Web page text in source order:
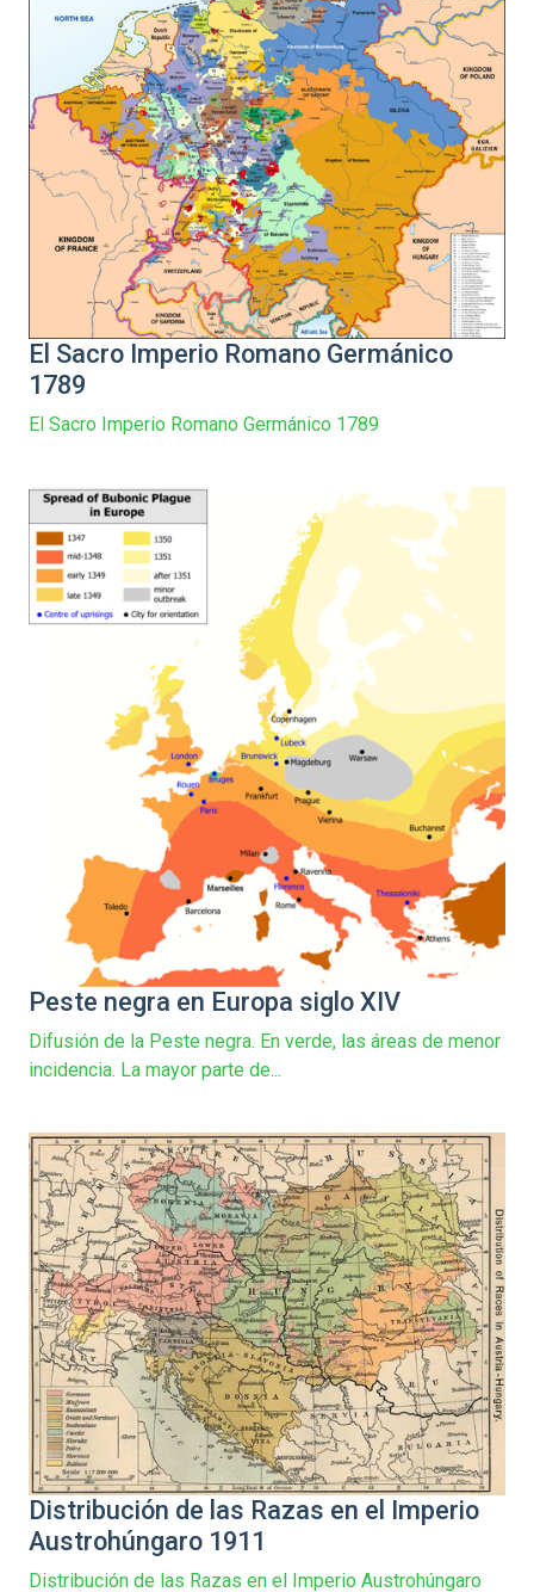
El Sacro Imperio Romano Germánico
1789
El Sacro Imperio Romano Germánico 1789
Peste negra en Europa siglo XIV
Difusión de la Peste negra. En verde, las áreas de menor
incidencia. La mayor parte de...
Distribución de las Razas en el Imperio
Austrohúngaro 1911
Distribución de las Razas en el Imperio Austrohúngaro